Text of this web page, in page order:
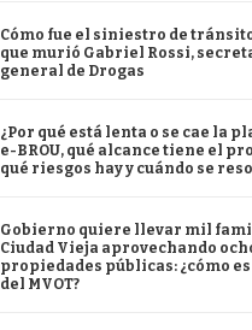
Cómo fue el siniestro de
que murió Gabriel Rossi,
general de Drogas
¿Por qué está lenta o se cae la
e-BROU, qué alcance tiene el
qué riesgos hay y cuándo se
Gobierno quiere llevar mil
Ciudad Vieja aprovechando
propiedades públicas: ¿cómo
del MVOT?